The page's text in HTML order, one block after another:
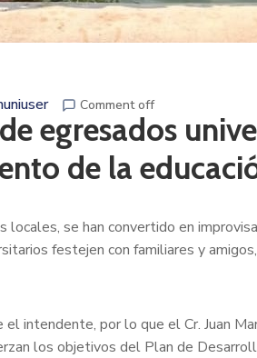
Comment off
egresados
de la
se han convertido en
festejen con familiares y
el intendente, por lo que el Cr. Juan
los objetivos del Plan de